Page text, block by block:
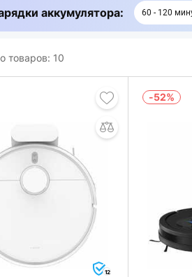
аккумулятора: 60 - 120
товаров: 10
12
-52%